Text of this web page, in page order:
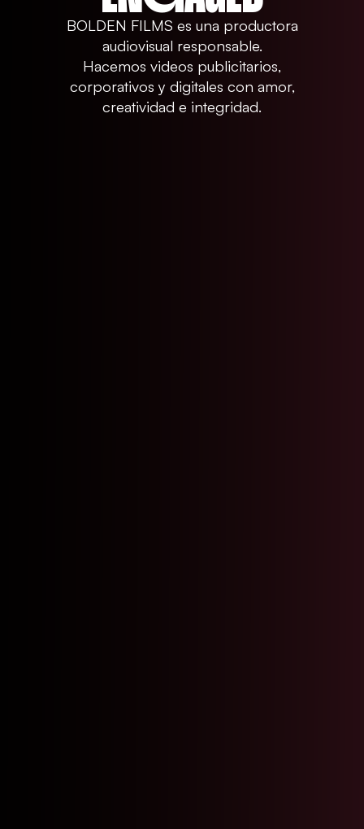
BOLDEN FILMS es una productora
audiovisual responsable.
Hacemos videos publicitarios,
corporativos y digitales con amor,
creatividad e integridad.